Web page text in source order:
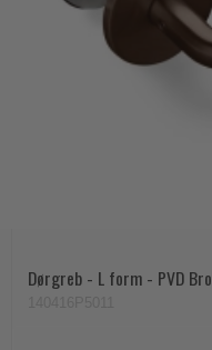
Dørgreb - L form - PVD